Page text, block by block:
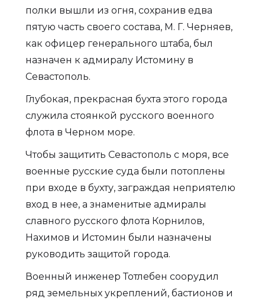
полки вышли из огня, сохранив едва
пятую часть своего состава, М. Г. Черняев,
как офицер генерального штаба, был
назначен к адмиралу Истомину в
Севастополь.
Глубокая, прекрасная бухта этого города
служила стоянкой русского военного
флота в Черном море.
Чтобы защитить Севастополь с моря, все
военные русские суда были потоплены
при входе в бухту, заграждая неприятелю
вход в нее, а знаменитые адмиралы
славного русского флота Корнилов,
Нахимов и Истомин были назначены
руководить защитой города.
Военный инженер Тотлебен соорудил
ряд земельных укреплений, бастионов и